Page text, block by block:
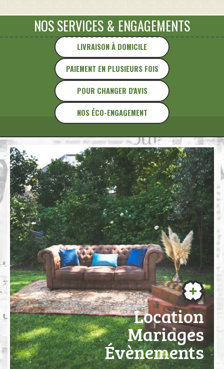
LIVRAISON À DOMICILE
PAIEMENT EN PLUSIEURS FOIS
NOS SERVICES & ENGAGEMENTS
POUR CHANGER D'AVIS
NOS ÉCO-ENGAGEMENT
Location
Mariages
Évènements